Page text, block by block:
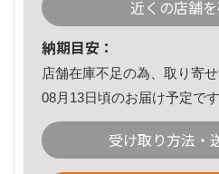
近くの店舗
納期目安：
店舗在庫不足の為、取り寄せ
08月13日頃のお届け予定です
受け取り方法・